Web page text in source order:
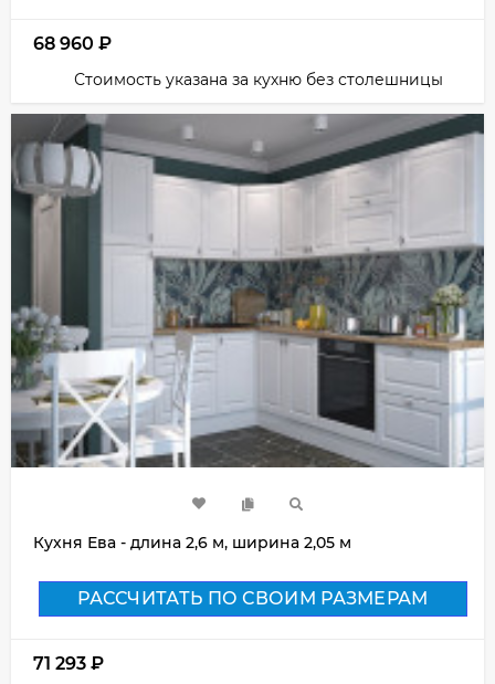
68 960 ₽
Стоимость указана за кухню без столешницы
Кухня Ева - длина 2,6 м, ширина 2,05 м
РАССЧИТАТЬ ПО СВОИМ РАЗМЕРАМ
71 293 ₽